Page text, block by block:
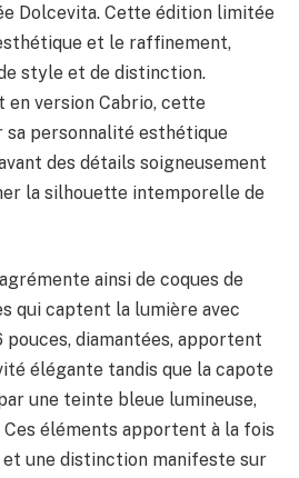
Dolcevita. Cette édition limitée
et le raffinement,
style et de distinction.
en version Cabrio, cette
sa personnalité esthétique
des détails soigneusement
la silhouette intemporelle de
ainsi de coques de
qui captent la lumière avec
pouces, diamantées, apportent
élégante tandis que la capote
une teinte bleue lumineuse,
Ces éléments apportent à la fois
une distinction manifeste sur